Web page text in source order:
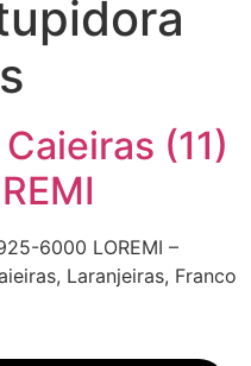
(11)
6000 LOREMI –
Laranjeiras, Franco